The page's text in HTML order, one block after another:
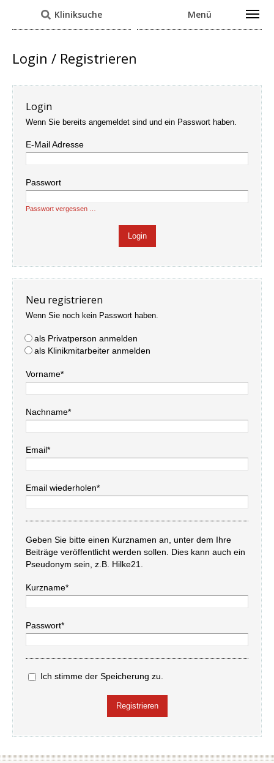
Kliniksuche Menü
Login / Registrieren
Login
Wenn Sie bereits angemeldet sind und ein Passwort haben.
E-Mail Adresse
Passwort
Passwort vergessen …
Neu registrieren
Wenn Sie noch kein Passwort haben.
als Privatperson anmelden
als Klinikmitarbeiter anmelden
Vorname*
Nachname*
Email*
Email wiederholen*
Geben Sie bitte einen Kurznamen an, unter dem Ihre
Beiträge veröffentlicht werden sollen. Dies kann auch ein
Pseudonym sein, z.B. Hilke21.
Kurzname*
Passwort*
Ich stimme der Speicherung zu.